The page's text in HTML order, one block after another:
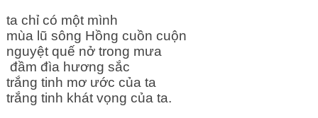
ta chỉ có một mình
mùa lũ sông Hồng cuồn cuộn
nguyệt quế nở trong mưa
đầm đìa hương sắc
trắng tinh mơ ước của ta
trắng tinh khát vọng của ta.